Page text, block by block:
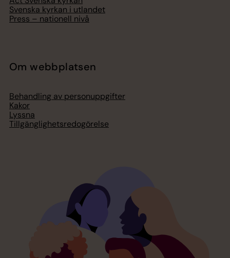
Svenska kyrkan i utlandet
Press – nationell nivå
Om webbplatsen
Behandling av personuppgifter
Kakor
Lyssna
Tillgänglighetsredogörelse